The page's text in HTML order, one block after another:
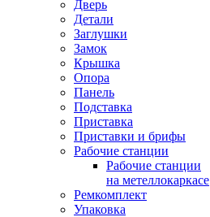
Дверь
Детали
Заглушки
Замок
Крышка
Опора
Панель
Подставка
Приставка
Приставки и брифы
Рабочие станции
Рабочие станции
на метеллокаркасе
Ремкомплект
Упаковка